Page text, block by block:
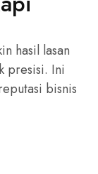
hasil lasan
presisi. Ini
bisnis